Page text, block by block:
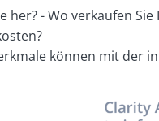
her? - Wo verkaufen
können mit der